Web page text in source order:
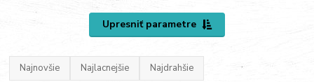
Upresniť parametre
Najnovšie Najlacnejšie Najdrahšie